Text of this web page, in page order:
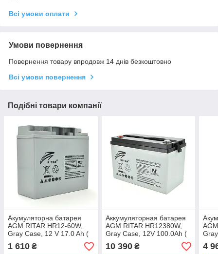
Всі умови оплати
Умови повернення
Повернення товару впродовж 14 днів безкоштовно
Всі умови повернення
Подібні товари компанії
Акумуляторна батарея
AGM RITAR HR12-60W,
Gray Case, 12 V 17.0 Ah (
181 х 77 х 167 (167 ) 4.80
kg Q4
1 610 ₴
Аккумуляторная батарея
AGM RITAR HR12380W,
Gray Case, 12V 100.0Ah (
328 х 172 х 215 (220 ))
30.50kg Q1/36
10 390₴ 4